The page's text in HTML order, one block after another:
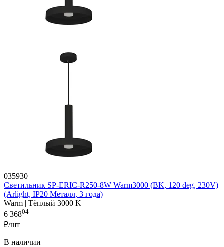
035930
Светильник SP-ERIC-R250-8W Warm3000 (BK, 120 deg, 230V)
(Arlight, IP20 Металл, 3 года)
Warm | Тёплый 3000 K
6 36804
₽/шт
В наличии